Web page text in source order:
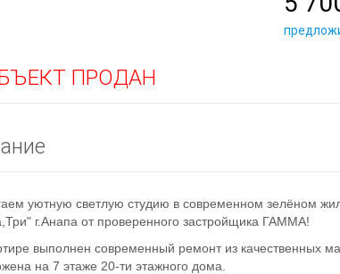
ПРОДАН
уютную светлую студию в современном зелёном
г.Анапа от проверенного застройщика ГАММА!
выполнен современный ремонт из качественных
на 7 этаже 20-ти этажного дома.